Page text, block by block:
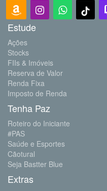
Estude
Ações
Stocks
FIIs & Imóveis
Reserva de Valor
Renda Fixa
Imposto de Renda
Tenha Paz
Roteiro do Iniciante
#PAS
Saúde e Esportes
Cãotural
Seja Bastter Blue
Extras